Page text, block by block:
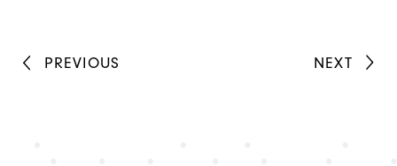
PREVIOUS NEXT